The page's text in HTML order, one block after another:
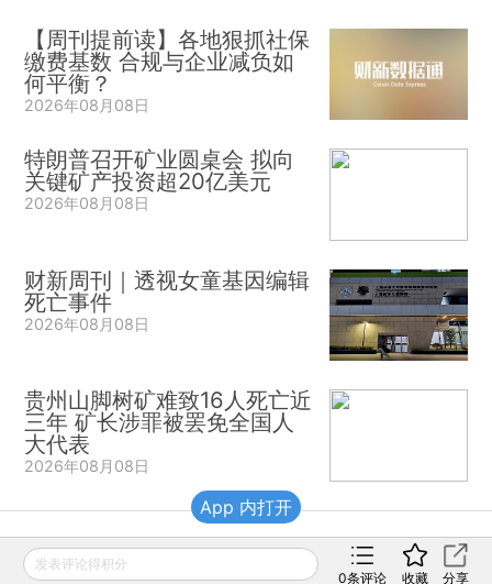
【周刊提前读】各地狠抓社保
缴费基数 合规与企业减负如
何平衡？
2026年08月08日
特朗普召开矿业圆桌会 拟向
关键矿产投资超20亿美元
2026年08月08日
财新周刊｜透视女童基因编辑
死亡事件
2026年08月08日
贵州山脚树矿难致16人死亡近
三年 矿长涉罪被罢免全国人
大代表
2026年08月08日
财新移动
发表评论得积分
0条评论 收藏 分享
App 内打开